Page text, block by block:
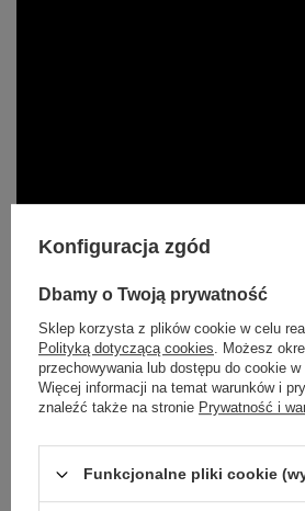
Częstotliwość zmian opatrunku
przez lekarza lub skonsultowana z
czas noszenia opatrunku wynosi
Opatrunek należy zmienić, gdy
brzegu rany.
Konfiguracja zgód
Dbamy o Twoją prywatność
Sklep korzysta z plików cookie w celu
Polityką dotyczącą cookies. Możesz
przechowywania lub dostępu do cookie w
Więcej informacji na temat warunków i
znaleźć także na stronie Prywatność i
Funkcjonalne pliki cookie